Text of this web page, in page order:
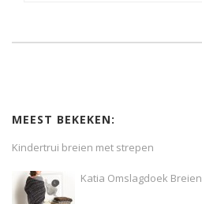
MEEST BEKEKEN:
Kindertrui breien met strepen
Katia Omslagdoek Breien